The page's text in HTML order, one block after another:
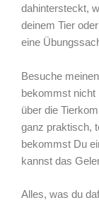
dahintersteckt,
deinem Tier
eine
Besuche
bekommst nicht
über die
ganz praktisch,
bekommst Du
kannst das
Alles, was du